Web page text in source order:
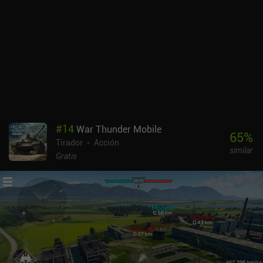
monetización sea totalmente justa. Sin embargo, la probabilidad
de conseguir el cosmético de pago que deseas es baja, por lo que
sugiero no gastar en el juego. Es una recomendación fácil para los
fans de los RPG cooperativos brillantes y un juego al que me veo
jugando durante mucho tiempo si Supercell no estropea la
monetización. Nota: en el momento de escribir este análisis, el
juego aún requiere invitación de un amigo, pero se espera que eso
cambie pronto.
#14War Thunder Mobile
Tirador
Acción
Gratis
65%
similar